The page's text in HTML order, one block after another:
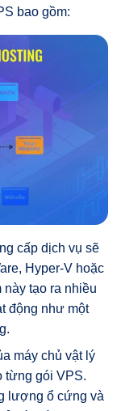
bao gồm:
cấp dịch vụ sẽ
Hyper-V hoặc
này tạo ra nhiều
động như một
máy chủ vật lý
từng gói VPS.
lượng ổ cứng và